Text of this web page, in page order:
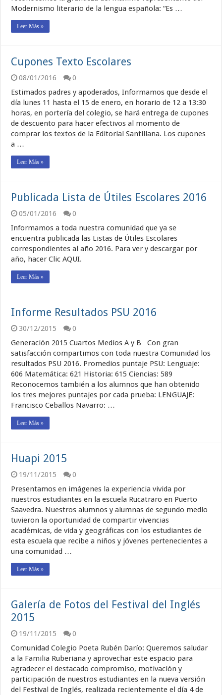
Modernismo literario de la lengua española: “Es …
Leer Más »
Cupones Texto Escolares
08/01/2016
0
Estimados padres y apoderados, Informamos que desde el
día lunes 11 hasta el 15 de enero, en horario de 12 a 13:30
horas, en portería del colegio, se hará entrega de cupones
de descuento para hacer efectivos al momento de
comprar los textos de la Editorial Santillana. Los cupones
a …
Leer Más »
Publicada Lista de Útiles Escolares 2016
05/01/2016
0
Informamos a toda nuestra comunidad que ya se
encuentra publicada las Listas de Útiles Escolares
correspondientes al año 2016. Para ver y descargar por
año, hacer Clic AQUI.
Leer Más »
Informe Resultados PSU 2016
30/12/2015
0
Generación 2015 Cuartos Medios A y B Con gran
satisfacción compartimos con toda nuestra Comunidad los
resultados PSU 2016. Promedios puntaje PSU: Lenguaje:
606 Matemática: 621 Historia: 615 Ciencias: 589
Reconocemos también a los alumnos que han obtenido
los tres mejores puntajes por cada prueba: LENGUAJE:
Francisco Ceballos Navarro: …
Leer Más »
Huapi 2015
19/11/2015
0
Presentamos en imágenes la experiencia vivida por
nuestros estudiantes en la escuela Rucatraro en Puerto
Saavedra. Nuestros alumnos y alumnas de segundo medio
tuvieron la oportunidad de compartir vivencias
académicas, de vida y geográficas con los estudiantes de
esta escuela que recibe a niños y jóvenes pertenecientes a
una comunidad …
Leer Más »
Galería de Fotos del Festival del Inglés
2015
19/11/2015
0
Comunidad Colegio Poeta Rubén Darío: Queremos saludar
a la Familia Ruberiana y aprovechar este espacio para
agradecer el destacado compromiso, motivación y
participación de nuestros estudiantes en la nueva versión
del Festival de Inglés, realizada recientemente el día 4 de